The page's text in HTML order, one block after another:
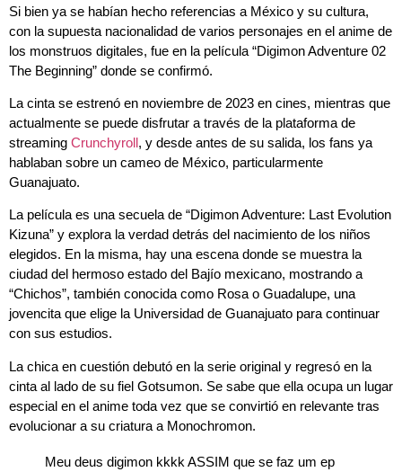
Si bien ya se habían hecho referencias a México y su cultura,
con la supuesta nacionalidad de varios personajes en el anime de
los monstruos digitales, fue en la película “Digimon Adventure 02
The Beginning” donde se confirmó.
La cinta se estrenó en noviembre de 2023 en cines, mientras que
actualmente se puede disfrutar a través de la plataforma de
streaming Crunchyroll, y desde antes de su salida, los fans ya
hablaban sobre un cameo de México, particularmente
Guanajuato.
La película es una secuela de “Digimon Adventure: Last Evolution
Kizuna” y explora la verdad detrás del nacimiento de los niños
elegidos. En la misma, hay una escena donde se muestra la
ciudad del hermoso estado del Bajío mexicano, mostrando a
“Chichos”, también conocida como Rosa o Guadalupe, una
jovencita que elige la Universidad de Guanajuato para continuar
con sus estudios.
La chica en cuestión debutó en la serie original y regresó en la
cinta al lado de su fiel Gotsumon. Se sabe que ella ocupa un lugar
especial en el anime toda vez que se convirtió en relevante tras
evolucionar a su criatura a Monochromon.
Meu deus digimon kkkk ASSIM que se faz um ep